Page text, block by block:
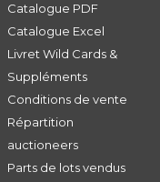
Catalogue PDF
Catalogue Excel
Livret Wild Cards &
Suppléments
Conditions de vente
Répartition
auctioneers
Parts de lots vendus